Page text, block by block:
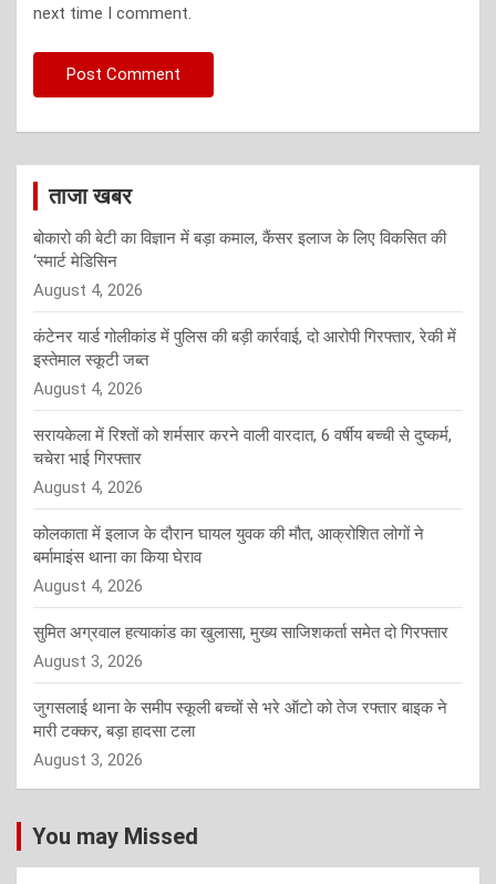
next time I comment.
ताजा खबर
बोकारो की बेटी का विज्ञान में बड़ा कमाल, कैंसर इलाज के लिए विकसित की
‘स्मार्ट मेडिसिन
August 4, 2026
कंटेनर यार्ड गोलीकांड में पुलिस की बड़ी कार्रवाई, दो आरोपी गिरफ्तार, रेकी में
इस्तेमाल स्कूटी जब्त
August 4, 2026
सरायकेला में रिश्तों को शर्मसार करने वाली वारदात, 6 वर्षीय बच्ची से दुष्कर्म,
चचेरा भाई गिरफ्तार
August 4, 2026
कोलकाता में इलाज के दौरान घायल युवक की मौत, आक्रोशित लोगों ने
बर्मामाइंस थाना का किया घेराव
August 4, 2026
सुमित अग्रवाल हत्याकांड का खुलासा, मुख्य साजिशकर्ता समेत दो गिरफ्तार
August 3, 2026
जुगसलाई थाना के समीप स्कूली बच्चों से भरे ऑटो को तेज रफ्तार बाइक ने
मारी टक्कर, बड़ा हादसा टला
August 3, 2026
You may Missed